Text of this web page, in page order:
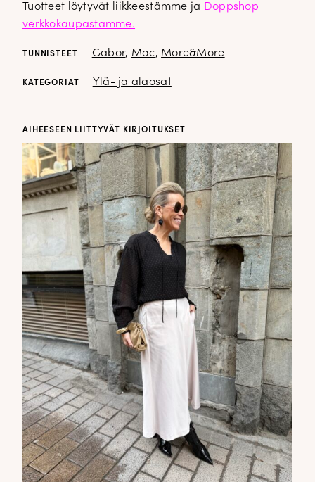
Tuotteet löytyvät liikkeestämme ja Doppshop
verkkokaupastamme.
TUNNISTEET Gabor, Mac, More&More
KATEGORIAT Ylä- ja alaosat
AIHEESEEN LIITTYVÄT KIRJOITUKSET